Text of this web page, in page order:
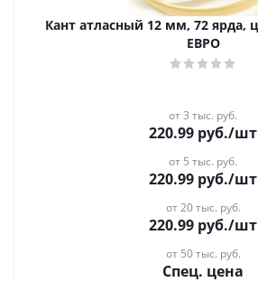
Кант атласный 12 мм, 72 ярда,
ЕВРО
от 3 тыс. руб.
220.99 руб./шт
от 5 тыс. руб.
220.99 руб./шт
от 20 тыс. руб.
220.99 руб./шт
от 50 тыс. руб.
Спец. цена